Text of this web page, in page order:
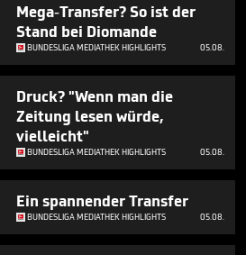
Mega-Transfer? So ist der
Stand bei Diomande
BUNDESLIGA MEDIATHEK HIGHLIGHTS 05.08.
Druck? "Wenn man die
Zeitung lesen würde,
vielleicht"
BUNDESLIGA MEDIATHEK HIGHLIGHTS 05.08.
Ein spannender Transfer
BUNDESLIGA MEDIATHEK HIGHLIGHTS 05.08.